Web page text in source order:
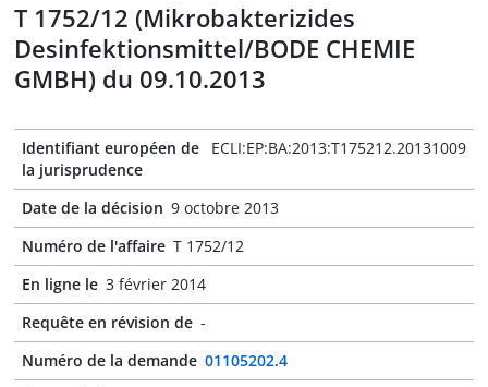
T 1752/12 (Mikrobakterizides
Desinfektionsmittel/BODE CHEMIE
GMBH) du 09.10.2013
Identifiant européen de
la jurisprudence
ECLI:EP:BA:2013:T175212.20131009
Date de la décision 9 octobre 2013
Numéro de l'affaire T 1752/12
En ligne le 3 février 2014
Requête en révision de -
Numéro de la demande 01105202.4